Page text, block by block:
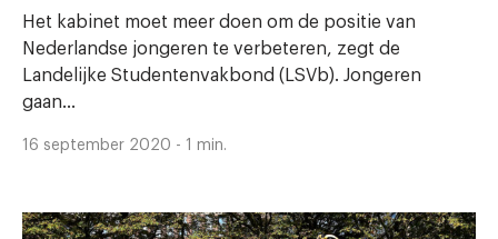
Het kabinet moet meer doen om de positie van
Nederlandse jongeren te verbeteren, zegt de
Landelijke Studentenvakbond (LSVb). Jongeren
gaan...
16 september 2020 - 1 min.